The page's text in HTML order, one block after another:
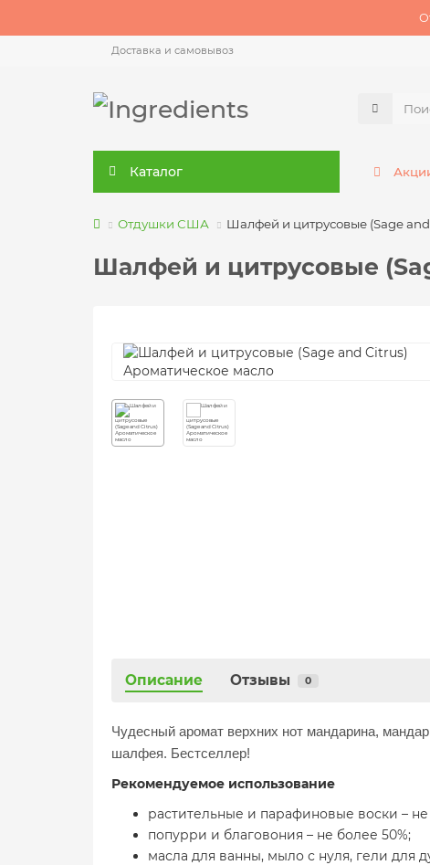
Доставка и самовывоз
Каталог
Отдушки США Шалфей и цитрусовые (Sage
Шалфей и цитрусовые
Описание Отзывы 0
Чудесный аромат верхних нот мандарина,
шалфея. Бестселлер!
Рекомендуемое использование
растительные и парафиновые воски – не
попурри и благовония – не более 50%;
масла для ванны, мыло с нуля, гели для